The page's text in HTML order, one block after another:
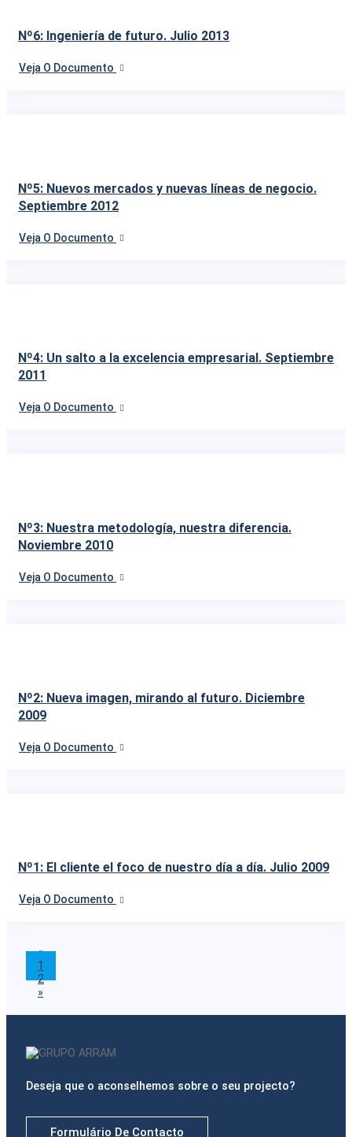
Nº6: Ingeniería de futuro. Julio 2013
Veja O Documento
Nº5: Nuevos mercados y nuevas líneas de negocio.
Septiembre 2012
Veja O Documento
Nº4: Un salto a la excelencia empresarial. Septiembre
2011
Veja O Documento
Nº3: Nuestra metodología, nuestra diferencia.
Noviembre 2010
Veja O Documento
Nº2: Nueva imagen, mirando al futuro. Diciembre
2009
Veja O Documento
Nº1: El cliente el foco de nuestro día a día. Julio 2009
Veja O Documento
«
1
2
»
Deseja que o aconselhemos sobre o seu projecto?
Formulário De Contacto